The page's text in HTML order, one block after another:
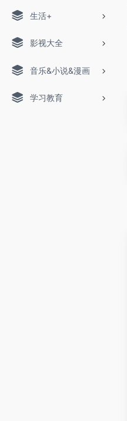
生活+
影视大全
音乐&小说&漫画
学习教育